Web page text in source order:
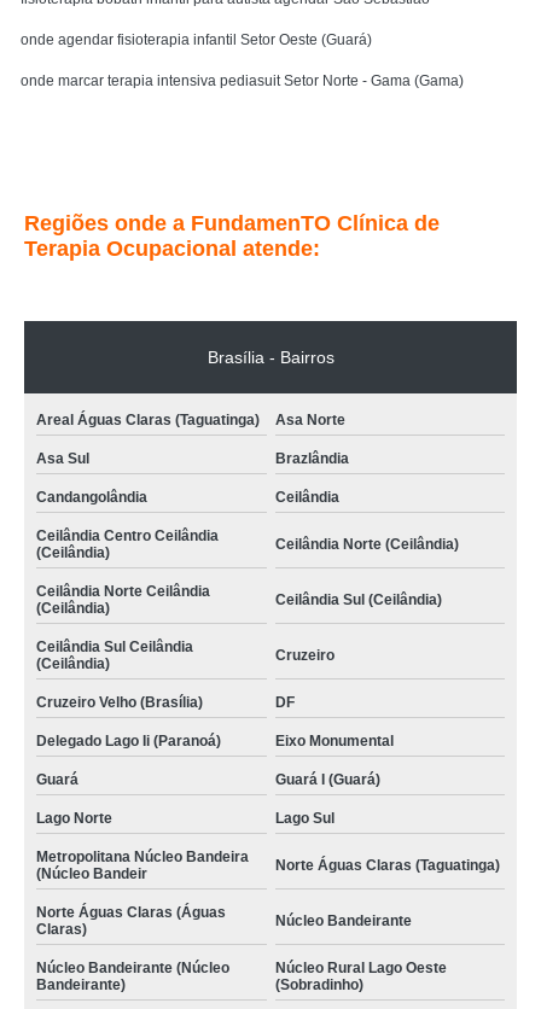
onde agendar fisioterapia infantil Setor Oeste (Guará)
onde marcar terapia intensiva pediasuit Setor Norte - Gama (Gama)
Regiões onde a FundamenTO Clínica de
Terapia Ocupacional atende:
Brasília - Bairros
Areal Águas Claras (Taguatinga) Asa Norte
Asa Sul Brazlândia
Candangolândia Ceilândia
Ceilândia Centro Ceilândia
(Ceilândia)
Ceilândia Norte (Ceilândia)
Ceilândia Norte Ceilândia
(Ceilândia)
Ceilândia Sul (Ceilândia)
Ceilândia Sul Ceilândia
(Ceilândia)
Cruzeiro
Cruzeiro Velho (Brasília) DF
Delegado Lago Ii (Paranoá) Eixo Monumental
Guará Guará I (Guará)
Lago Norte Lago Sul
Metropolitana Núcleo Bandeira
(Núcleo Bandeir
Norte Águas Claras (Taguatinga)
Norte Águas Claras (Águas
Claras)
Núcleo Bandeirante
Núcleo Bandeirante (Núcleo
Bandeirante)
Núcleo Rural Lago Oeste
(Sobradinho)